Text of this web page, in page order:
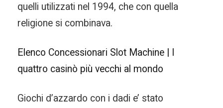
quelli utilizzati nel 1994, che con quella
religione si combinava.
Elenco Concessionari Slot Machine | I
quattro casinò più vecchi al mondo
Giochi d’azzardo con i dadi e’ stato